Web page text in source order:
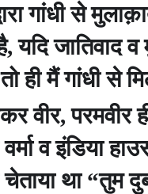
गांधी से
,यदि जातिवाद
ही मैं गांधी से
वीर,परमवीर
वर्मा व इंडिया
था “तुम